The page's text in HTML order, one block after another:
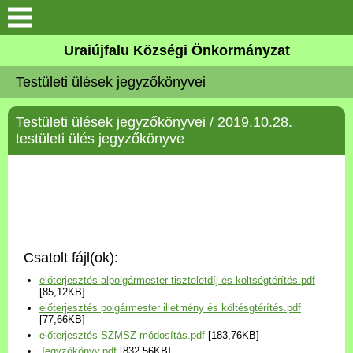
Köszöntő
Elérhetőségek
Uraiújfalu
Választási információk
Versenyképes Járások
Program
Uraiújfalu Községi Önkormányzat
Testületi ülések jegyzőkönyvei
Testületi ülések jegyzőkönyvei / 2019.10.28.
testületi ülés jegyzőkönyve
Csatolt fájl(ok):
előterjesztés alpolgármester tiszteletdíj és költségtérítés.pdf
[85,12KB]
előterjesztés polgármester illetmény és költésgtérítés.pdf
[77,66KB]
előterjesztés SZMSZ módosítás.pdf [183,76KB]